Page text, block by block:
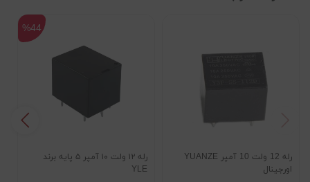
رله 12 ولت 10 آمپر YUANZE
اورجینال
رله ۱۲ ولت ۱۰ آمپر ۵ پایه برند
YLE
%44